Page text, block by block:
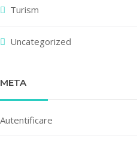
Turism
Uncategorized
META
Autentificare